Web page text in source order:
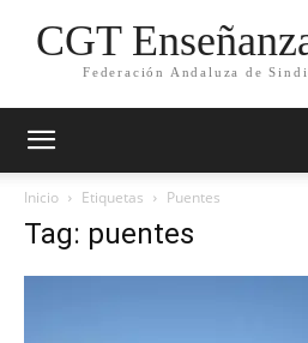
CGT
Federación Andaluza de
Inicio Etiquetas Puentes
Tag: puentes